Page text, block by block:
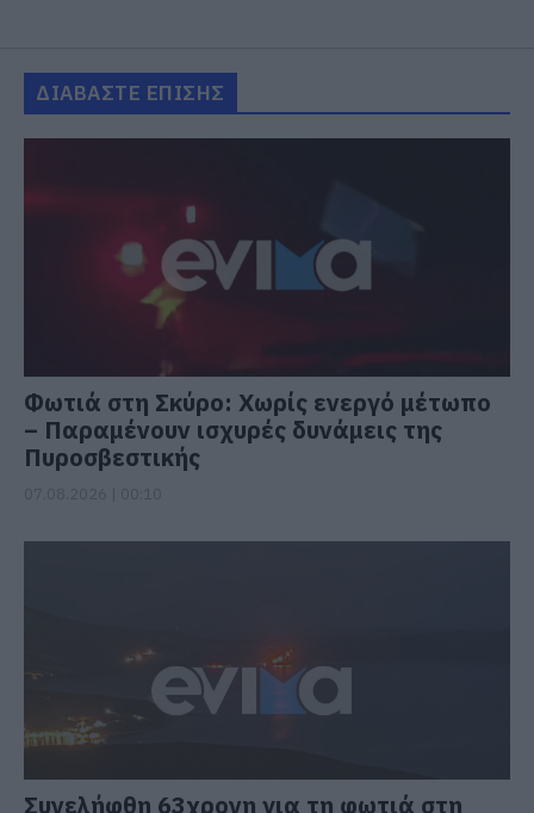
ΔΙΑΒΑΣΤΕ ΕΠΙΣΗΣ
Φωτιά στη Σκύρο: Χωρίς ενεργό μέτωπο
– Παραμένουν ισχυρές δυνάμεις της
Πυροσβεστικής
Συνελήφθη 63χρονη για τη φωτιά στη